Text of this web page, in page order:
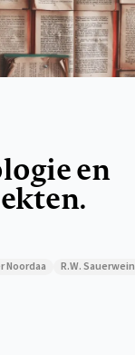
en
Noordaa R.W. Sauerwein